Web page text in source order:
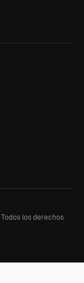
Todos los derechos